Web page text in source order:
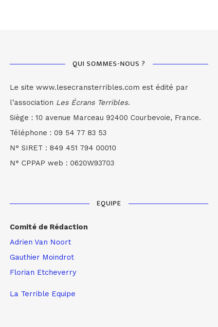
QUI SOMMES-NOUS ?
Le site www.lesecransterribles.com est édité par
l’association Les Écrans Terribles.
Siège : 10 avenue Marceau 92400 Courbevoie, France.
Téléphone : 09 54 77 83 53
N° SIRET : 849 451 794 00010
N° CPPAP web : 0620W93703
EQUIPE
Comité de Rédaction
Adrien Van Noort
Gauthier Moindrot
Florian Etcheverry
La Terrible Equipe